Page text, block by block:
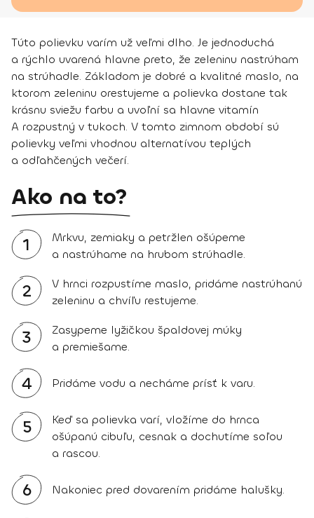
Túto polievku varím už veľmi dlho. Je jednoduchá
a rýchlo uvarená hlavne preto, že zeleninu nastrúham
na strúhadle. Základom je dobré a kvalitné maslo, na
ktorom zeleninu orestujeme a polievka dostane tak
krásnu sviežu farbu a uvoľní sa hlavne vitamín
A rozpustný v tukoch. V tomto zimnom období sú
polievky veľmi vhodnou alternatívou teplých
a odľahčených večerí.
Ako na to?
1
Mrkvu, zemiaky a petržlen ošúpeme
a nastrúhame na hrubom strúhadle.
2
V hrnci rozpustíme maslo, pridáme nastrúhanú
zeleninu a chvíľu restujeme.
3
Zasypeme lyžičkou špaldovej múky
a premiešame.
4 Pridáme vodu a necháme prísť k varu.
5
Keď sa polievka varí, vložíme do hrnca
ošúpanú cibuľu, cesnak a dochutíme soľou
a rascou.
6 Nakoniec pred dovarením pridáme halušky.